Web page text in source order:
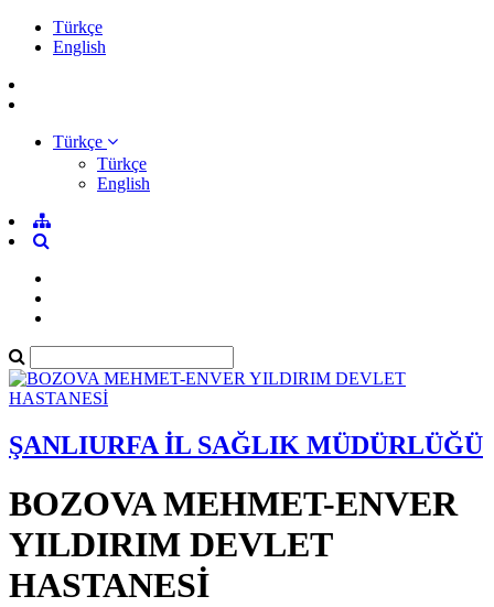
Türkçe
English
Türkçe
Türkçe
English
ŞANLIURFA İL SAĞLIK MÜDÜRLÜĞÜ
BOZOVA MEHMET-ENVER
YILDIRIM DEVLET
HASTANESİ